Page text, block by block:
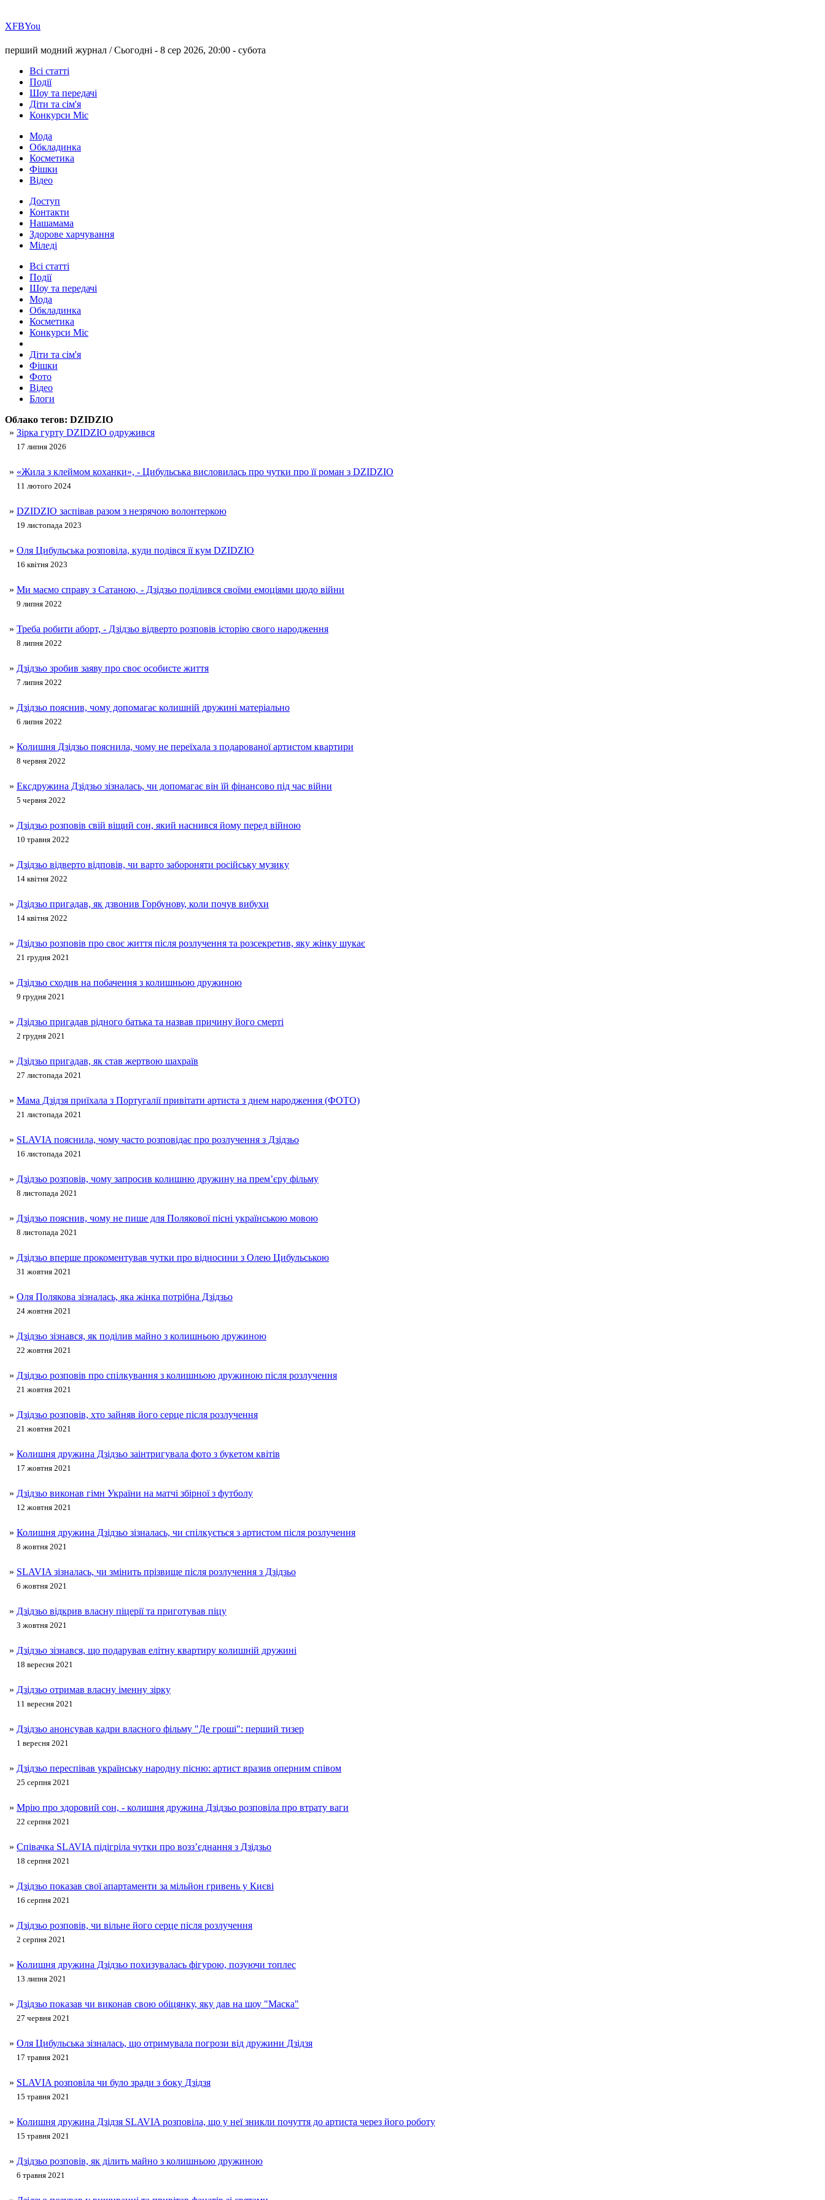
ХFBYou
перший модний журнал /Сьогодні - 8 сер 2026, 20:00 - субота
Всі статті
Події
Шоу та передачі
Діти та сім'я
Конкурси Міс
Мода
Обкладинка
Косметика
Фішки
Відео
Доступ
Контакти
Нашамама
Здорове харчування
Міледі
Всі статті
Події
Шоу та передачі
Мода
Обкладинка
Косметика
Конкурси Міс
Діти та сім'я
Фішки
Фото
Відео
Блоги
Облако тегов: DZIDZIO
» Зірка гурту DZIDZIO одружився
17 липня 2026
» «Жила з клеймом коханки», - Цибульська висловилась про чутки про її роман з DZIDZIO
11 лютого 2024
» DZIDZIO заспівав разом з незрячою волонтеркою
19 листопада 2023
» Оля Цибульська розповіла, куди подівся її кум DZIDZIO
16 квітня 2023
» Ми маємо справу з Сатаною, - Дзідзьо поділився своїми емоціями щодо війни
9 липня 2022
» Треба робити аборт, - Дзідзьо відверто розповів історію свого народження
8 липня 2022
» Дзідзьо зробив заяву про своє особисте життя
7 липня 2022
» Дзідзьо пояснив, чому допомагає колишній дружині матеріально
6 липня 2022
» Колишня Дзідзьо пояснила, чому не переїхала з подарованої артистом квартири
8 червня 2022
» Ексдружина Дзідзьо зізналась, чи допомагає він їй фінансово під час війни
5 червня 2022
» Дзідзьо розповів свій віщий сон, який наснився йому перед війною
10 травня 2022
» Дзідзьо відверто відповів, чи варто забороняти російську музику
14 квітня 2022
» Дзідзьо пригадав, як дзвонив Горбунову, коли почув вибухи
14 квітня 2022
» Дзідзьо розповів про своє життя після розлучення та розсекретив, яку жінку шукає
21 грудня 2021
» Дзідзьо сходив на побачення з колишньою дружиною
9 грудня 2021
» Дзідзьо пригадав рідного батька та назвав причину його смерті
2 грудня 2021
» Дзідзьо пригадав, як став жертвою шахраїв
27 листопада 2021
» Мама Дзідзя приїхала з Португалії привітати артиста з днем народження (ФОТО)
21 листопада 2021
» SLAVIA пояснила, чому часто розповідає про розлучення з Дзідзьо
16 листопада 2021
» Дзідзьо розповів, чому запросив колишню дружину на прем’єру фільму
8 листопада 2021
» Дзідзьо пояснив, чому не пише для Полякової пісні українською мовою
8 листопада 2021
» Дзідзьо вперше прокоментував чутки про відносини з Олею Цибульською
31 жовтня 2021
» Оля Полякова зізналась, яка жінка потрібна Дзідзьо
24 жовтня 2021
» Дзідзьо зізнався, як поділив майно з колишньою дружиною
22 жовтня 2021
» Дзідзьо розповів про спілкування з колишньою дружиною після розлучення
21 жовтня 2021
» Дзідзьо розповів, хто зайняв його серце після розлучення
21 жовтня 2021
» Колишня дружина Дзідзьо заінтригувала фото з букетом квітів
17 жовтня 2021
» Дзідзьо виконав гімн України на матчі збірної з футболу
12 жовтня 2021
» Колишня дружина Дзідзьо зізналась, чи спілкується з артистом після розлучення
8 жовтня 2021
» SLAVIA зізналась, чи змінить прізвище після розлучення з Дзідзьо
6 жовтня 2021
» Дзідзьо відкрив власну піцерії та приготував піцу
3 жовтня 2021
» Дзідзьо зізнався, що подарував елітну квартиру колишній дружині
18 вересня 2021
» Дзідзьо отримав власну іменну зірку
11 вересня 2021
» Дзідзьо анонсував кадри власного фільму "Де гроші": перший тизер
1 вересня 2021
» Дзідзьо переспівав українську народну пісню: артист вразив оперним співом
25 серпня 2021
» Мрію про здоровий сон, - колишня дружина Дзідзьо розповіла про втрату ваги
22 серпня 2021
» Співачка SLAVIA підігріла чутки про возз’єднання з Дзідзьо
18 серпня 2021
» Дзідзьо показав свої апартаменти за мільйон гривень у Києві
16 серпня 2021
» Дзідзьо розповів, чи вільне його серце після розлучення
2 серпня 2021
» Колишня дружина Дзідзьо похизувалась фігурою, позуючи топлес
13 липня 2021
» Дзідзьо показав чи виконав свою обіцянку, яку дав на шоу "Маска"
27 червня 2021
» Оля Цибульська зізналась, що отримувала погрози від дружини Дзідзя
17 травня 2021
» SLAVIA розповіла чи було зради з боку Дзідзя
15 травня 2021
» Колишня дружина Дзідзя SLAVIA розповіла, що у неї зникли почуття до артиста через його роботу
15 травня 2021
» Дзідзьо розповів, як ділить майно з колишньою дружиною
6 травня 2021